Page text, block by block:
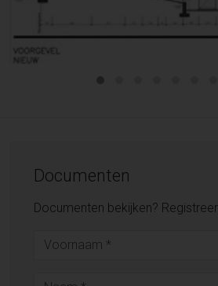
Documenten
Documenten bekijken? Registreer